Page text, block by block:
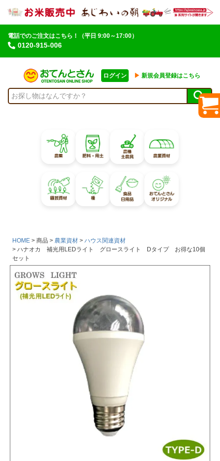
電話でのご注文はこちら！
0120-915-006
（平日 9:00～17:00）
ログイン ▶︎ 新規会員登録はこちら
HOME 商品 農業資材
ハウス関連資材
ハナオカ 補光用LEDライト グロースライト Dタイプ お得な10個
セット